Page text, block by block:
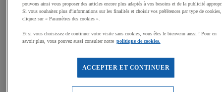
Shorts de sport
Sous-vêtements sport
Premieres couches, sous-maillots
Débardeurs de sport
pouvons ainsi vous proposer des articles encore plus adaptés à vos besoins et de la publicité
Si vous souhaitez plus d'informations sur les finalités et choisir vos préférences par type de cookies,
cliquez sur « Paramètres des cookies ».
Et si vous choisissez de continuer votre visite sans cookies, vous êtes le bienvenu aussi ! Pour en
savoir plus, vous pouvez aussi consulter notre politique de cookies.
ACCEPTER ET CONTINUER